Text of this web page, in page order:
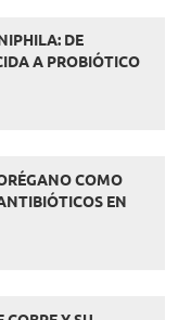
DE
A PROBIÓTICO
COMO
EN